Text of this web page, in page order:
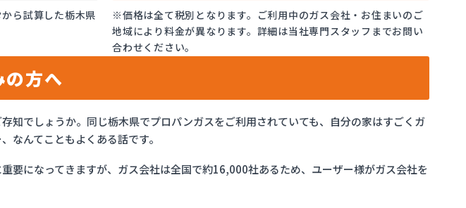
ら試算した栃木県
※価格は全て税別となります。ご利用中のガス会社・お住まいのご
地域により料金が異なります。詳細は当社専門スタッフまでお問い
合わせください。
の方へ
知でしょうか。同じ栃木県でプロパンガスをご利用されていても、自分の家はすごくガ
なんてこともよくある話です。
要になってきますが、ガス会社は全国で約16,000社あるため、ユーザー様がガス会社を